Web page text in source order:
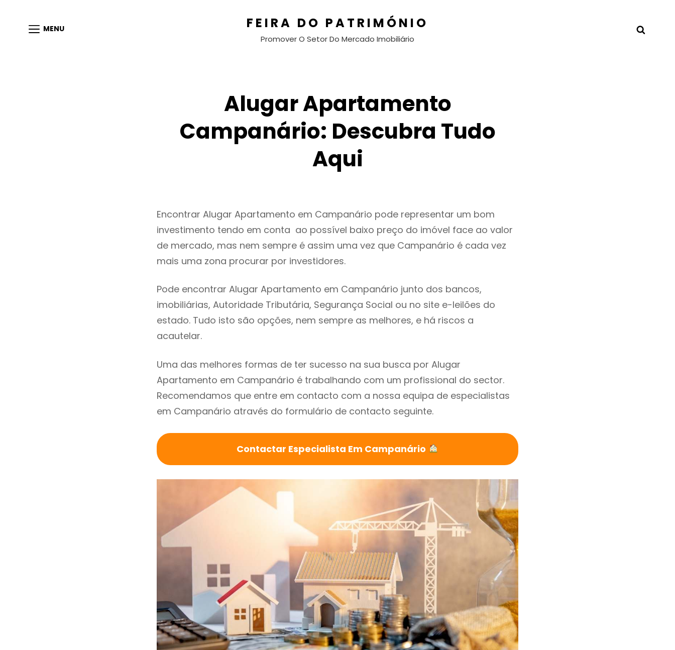
MENU FEIRA DO PATRIMÓNIO
Promover O Setor Do Mercado Imobiliário
Alugar Apartamento
Campanário: Descubra Tudo
Aqui
Encontrar Alugar Apartamento em Campanário pode representar um bom
investimento tendo em conta ao possível baixo preço do imóvel face ao valor
de mercado, mas nem sempre é assim uma vez que Campanário é cada vez
mais uma zona procurar por investidores.
Pode encontrar Alugar Apartamento em Campanário junto dos bancos,
imobiliárias, Autoridade Tributária, Segurança Social ou no site e-leilões do
estado. Tudo isto são opções, nem sempre as melhores, e há riscos a
acautelar.
Uma das melhores formas de ter sucesso na sua busca por Alugar
Apartamento em Campanário é trabalhando com um profissional do sector.
Recomendamos que entre em contacto com a nossa equipa de especialistas
em Campanário através do formulário de contacto seguinte.
Contactar Especialista Em Campanário